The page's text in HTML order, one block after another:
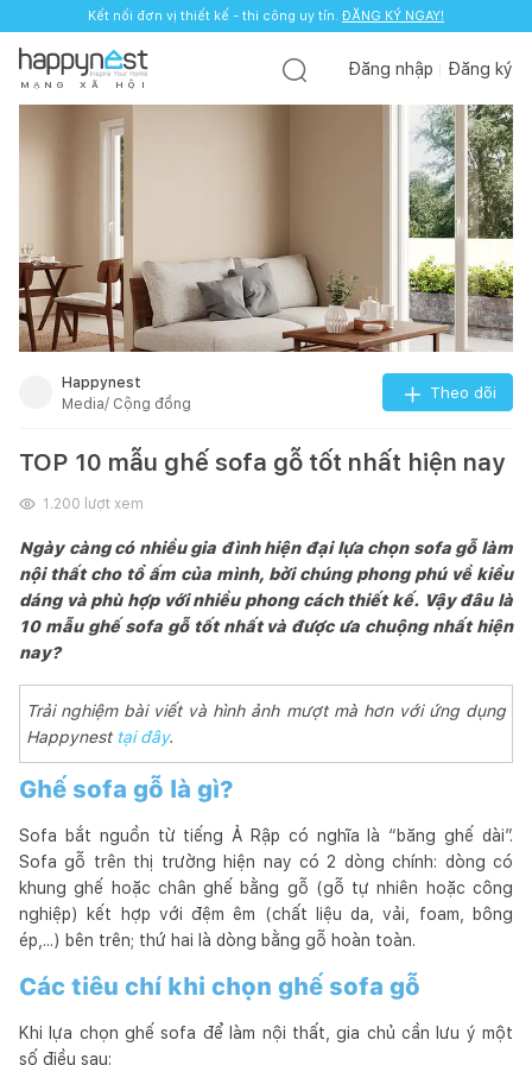
Kết nối đơn vị thiết kế - thi công uy tín. ĐĂNG KÝ NGAY!
M Ạ N G X Ã H Ộ I
Đăng nhập Đăng ký
Happynest
Media/ Cộng đồng
Theo dõi
TOP 10 mẫu ghế sofa gỗ tốt nhất hiện nay
1.200 lượt xem
Ngày càng có nhiều gia đình hiện đại lựa chọn sofa gỗ làm
nội thất cho tổ ấm của mình, bởi chúng phong phú về kiểu
dáng và phù hợp với nhiều phong cách thiết kế. Vậy đâu là
10 mẫu ghế sofa gỗ tốt nhất và được ưa chuộng nhất hiện
nay?
Trải nghiệm bài viết và hình ảnh mượt mà hơn với ứng dụng
Happynest tại đây.
Ghế sofa gỗ là gì?
Sofa bắt nguồn từ tiếng Ả Rập có nghĩa là “băng ghế dài”.
Sofa gỗ trên thị trường hiện nay có 2 dòng chính: dòng có
khung ghế hoặc chân ghế bằng gỗ (gỗ tự nhiên hoặc công
nghiệp) kết hợp với đệm êm (chất liệu da, vải, foam, bông
ép,...) bên trên; thứ hai là dòng bằng gỗ hoàn toàn.
Các tiêu chí khi chọn ghế sofa gỗ
Khi lựa chọn ghế sofa để làm nội thất, gia chủ cần lưu ý một
số điều sau: